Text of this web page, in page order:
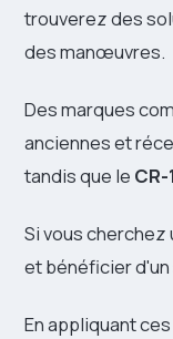
trouverez des
des manœuvres.
Des marques
anciennes et
tandis que le
Si vous
et bénéficier
En appliquant